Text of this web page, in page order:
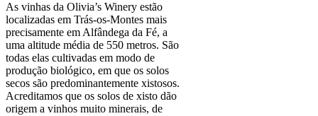
As vinhas da Olivia’s Winery estão
localizadas em Trás-os-Montes mais
precisamente em Alfândega da Fé, a
uma altitude média de 550 metros. São
todas elas cultivadas em modo de
produção biológico, em que os solos
secos são predominantemente xistosos.
Acreditamos que os solos de xisto dão
origem a vinhos muito minerais, de